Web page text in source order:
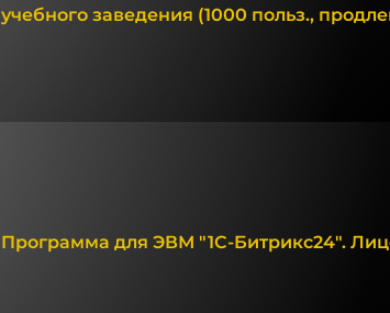
учебного заведения (1000 польз.,
Программа для ЭВМ "1С-Битрикс24".